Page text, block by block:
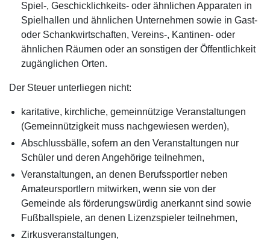
Spiel-, Geschicklichkeits- oder ähnlichen Apparaten in
Spielhallen und ähnlichen Unternehmen sowie in Gast-
oder Schankwirtschaften, Vereins-, Kantinen- oder
ähnlichen Räumen oder an sonstigen der Öffentlichkeit
zugänglichen Orten.
Der Steuer unterliegen nicht:
karitative, kirchliche, gemeinnützige Veranstaltungen
(Gemeinnützigkeit muss nachgewiesen werden),
Abschlussbälle, sofern an den Veranstaltungen nur
Schüler und deren Angehörige teilnehmen,
Veranstaltungen, an denen Berufssportler neben
Amateursportlern mitwirken, wenn sie von der
Gemeinde als förderungswürdig anerkannt sind sowie
Fußballspiele, an denen Lizenzspieler teilnehmen,
Zirkusveranstaltungen,